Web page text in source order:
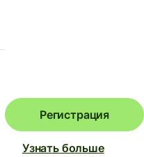
Регистрация
Узнать больше